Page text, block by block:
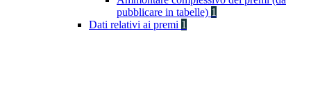
pubblicare in tabelle) 1
Dati relativi ai premi 1